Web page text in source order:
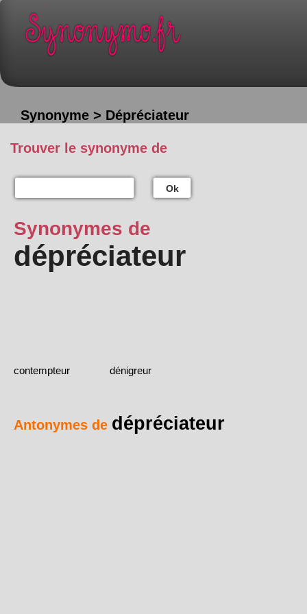
Synonyme > Dépréciateur
Trouver le synonyme de
Ok
Synonymes de
dépréciateur
contempteur dénigreur
Antonymes de dépréciateur